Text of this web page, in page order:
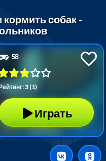
собак -
58
3 (1)
Играть